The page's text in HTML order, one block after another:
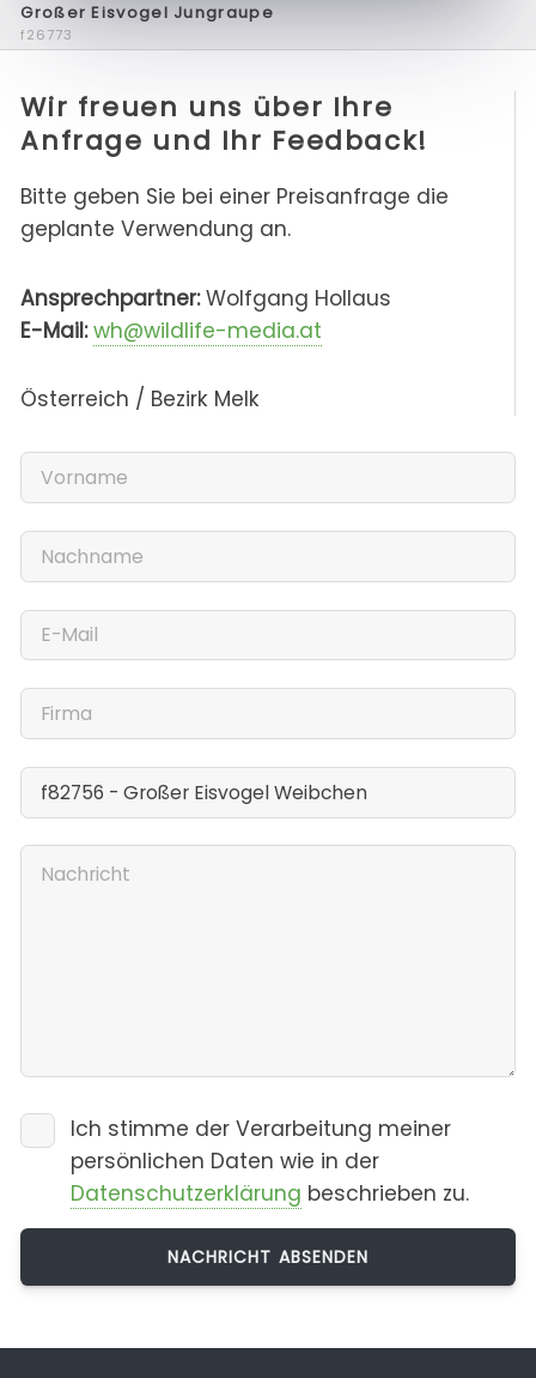
Großer Eisvogel Jungraupe
f26773
Wir freuen uns über Ihre
Anfrage und Ihr Feedback!
Bitte geben Sie bei einer Preisanfrage die
geplante Verwendung an.
Ansprechpartner:Wolfgang Hollaus
E-Mail: wh@wildlife-media.at
Österreich / Bezirk Melk
Ich stimme der Verarbeitung meiner
persönlichen Daten wie in der
Datenschutzerklärung beschrieben zu.